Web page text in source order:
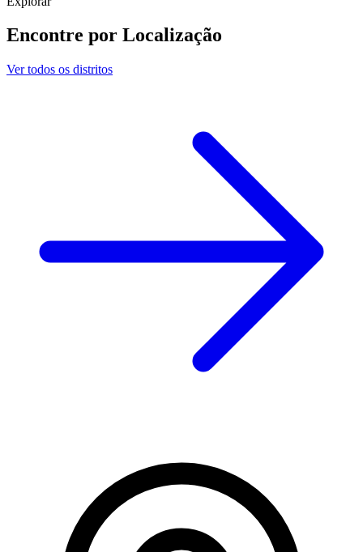
Encontre por Localização
Ver todos os distritos